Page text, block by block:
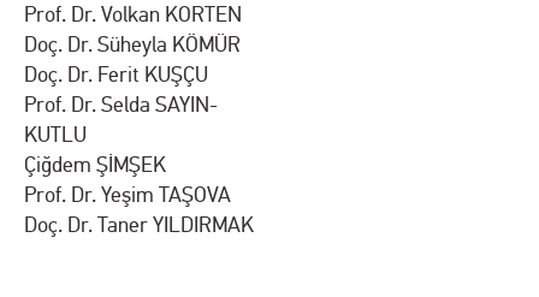
Prof. Dr. Volkan KORTEN
Doç. Dr. Süheyla KÖMÜR
Doç. Dr. Ferit KUŞÇU
Prof. Dr. Selda SAYIN-
KUTLU
Çiğdem ŞİMŞEK
Prof. Dr. Yeşim TAŞOVA
Doç. Dr. Taner YILDIRMAK